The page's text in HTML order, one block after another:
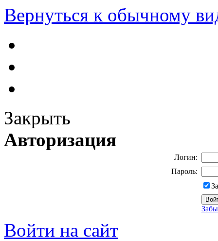
Вернуться к обычному
Закрыть
Авторизация
Логин:
Пароль:
Войти на сайт